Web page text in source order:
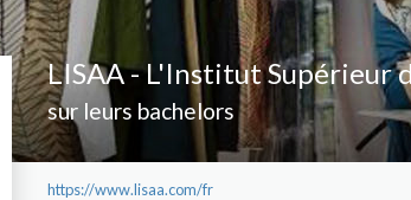
LISAA - L'Institut Supérieur
sur leurs bachelors
https://www.lisaa.com/fr